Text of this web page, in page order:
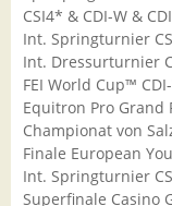
CSI4* & CDI-W &
Int. Springturnier
Int. Dressurturnier
FEI World Cup™
Equitron Pro Grand
Championat von
Finale European
Int. Springturnier
Superfinale Casino